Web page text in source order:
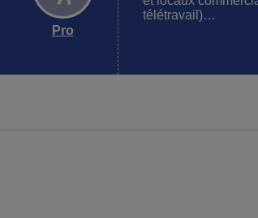
Pro
télétravail)…